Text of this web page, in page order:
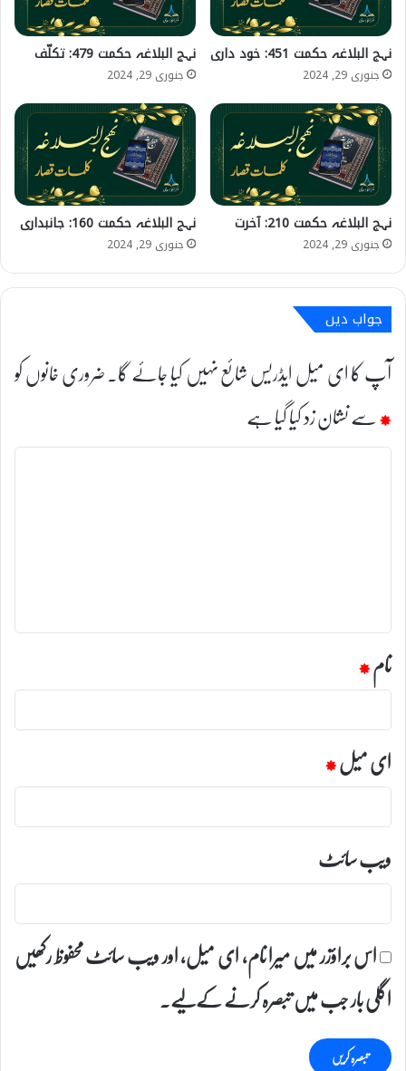
نہج البلاغہ حکمت 451: خود داری
جنوری 29, 2024
نہج البلاغہ حکمت 479: تکلّف
جنوری 29, 2024
نہج البلاغہ حکمت 210: آخرت
جنوری 29, 2024
نہج البلاغہ حکمت 160: جانبداری
جنوری 29, 2024
جواب دیں
آپ کا ای میل ایڈریس شائع نہیں کیا جائے گا۔ضروری خانوں کو
*سے نشان زد کیا گیا ہے
ت
نام*
ای میل*
ویب‌ سائٹ
اس براؤزر میں میرا نام، ای میل، اور ویب سائٹ محفوظ رکھیں
اگلی بار جب میں تبصرہ کرنے کےلیے۔